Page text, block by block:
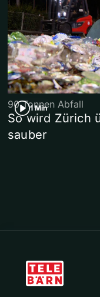
1 Min
90 Tonnen Abfall
So wird Zürich
sauber